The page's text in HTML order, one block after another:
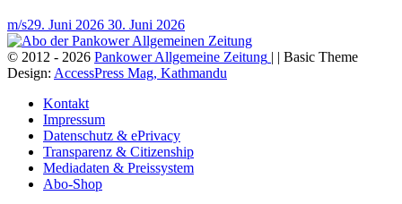
m/s29. Juni 2026 30. Juni 2026
© 2012 - 2026 Pankower Allgemeine Zeitung | | Basic Theme
Design: AccessPress Mag, Kathmandu
Kontakt
Impressum
Datenschutz & ePrivacy
Transparenz & Citizenship
Mediadaten & Preissystem
Abo-Shop